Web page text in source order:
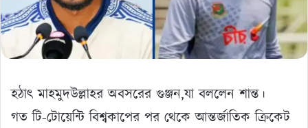
হঠাৎ মাহমুদউল্লাহর অবসরের গুঞ্জন,যা বললেন শান্ত।
গত টি-টোয়েন্টি বিশ্বকাপের পর থেকে আন্তর্জাতিক ক্রিকেট